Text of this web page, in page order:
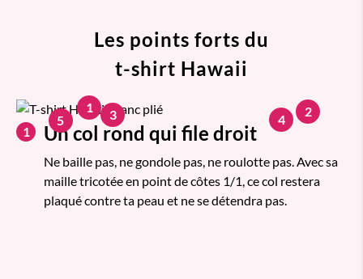
Les points forts du
t-shirt Hawaii
1 Un col rond qui file droit
Ne baille pas, ne gondole pas, ne roulotte pas. Avec sa
maille tricotée en point de côtes 1/1, ce col restera
plaqué contre ta peau et ne se détendra pas.
1 2
3 4
5